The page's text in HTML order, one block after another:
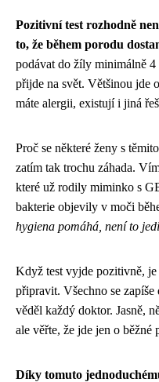
Pozitivní test rozhodně
to, že během porodu
podávat do žíly minimálně
přijde na svět. Většinou jde
máte alergii, existují i jiná
Proč se některé ženy s
zatím tak trochu záhada.
které už rodily miminko s
bakterie objevily v moči
hygiena pomáhá, není to
Když test vyjde pozitivně, je
připravit. Všechno se
věděl každý doktor. Jasně,
ale věřte, že jde jen o běžné
Díky tomuto